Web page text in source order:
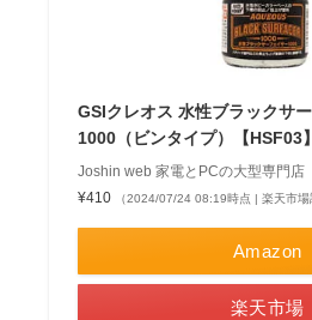
GSIクレオス 水性ブラックサ
1000（ビンタイプ）【HSF03】
Joshin web 家電とPCの大型専門店
¥410
（2024/07/24 08:19時点 | 楽天市場
Amazon
楽天市場